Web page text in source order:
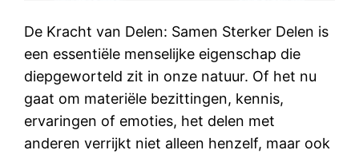
De Kracht van Delen: Samen Sterker Delen is
een essentiële menselijke eigenschap die
diepgeworteld zit in onze natuur. Of het nu
gaat om materiële bezittingen, kennis,
ervaringen of emoties, het delen met
anderen verrijkt niet alleen henzelf, maar ook